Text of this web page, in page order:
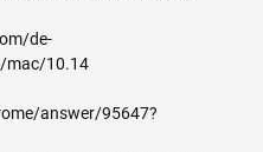
de-
mac/10.14
answer/95647?